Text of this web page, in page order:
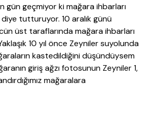
gün geçmiyor ki mağara ihbarları
tutturuyor. 10 aralık günü
üst taraflarında mağara ihbarları
10 yıl önce Zeyniler suyolunda
kastedildiğini düşündüysem
giriş ağzı fotosunun Zeyniler 1,
mağaralara